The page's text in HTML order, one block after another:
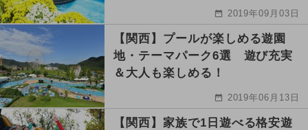
2019年09月03日
【関西】プールが楽しめる遊園
地・テーマパーク6選 遊び充実
＆大人も楽しめる！
2019年06月13日
【関西】家族で1日遊べる格安遊